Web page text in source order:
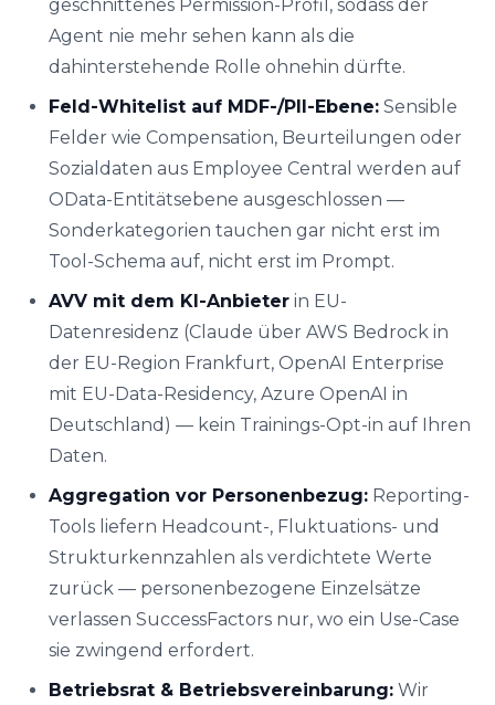
geschnittenes Permission-Profil, sodass der
Agent nie mehr sehen kann als die
dahinterstehende Rolle ohnehin dürfte.
Feld-Whitelist auf MDF-/PII-Ebene: Sensible
Felder wie Compensation, Beurteilungen oder
Sozialdaten aus Employee Central werden auf
OData-Entitätsebene ausgeschlossen —
Sonderkategorien tauchen gar nicht erst im
Tool-Schema auf, nicht erst im Prompt.
AVV mit dem KI-Anbieter in EU-
Datenresidenz (Claude über AWS Bedrock in
der EU-Region Frankfurt, OpenAI Enterprise
mit EU-Data-Residency, Azure OpenAI in
Deutschland) — kein Trainings-Opt-in auf Ihren
Daten.
Aggregation vor Personenbezug: Reporting-
Tools liefern Headcount-, Fluktuations- und
Strukturkennzahlen als verdichtete Werte
zurück — personenbezogene Einzelsätze
verlassen SuccessFactors nur, wo ein Use-Case
sie zwingend erfordert.
Betriebsrat & Betriebsvereinbarung: Wir